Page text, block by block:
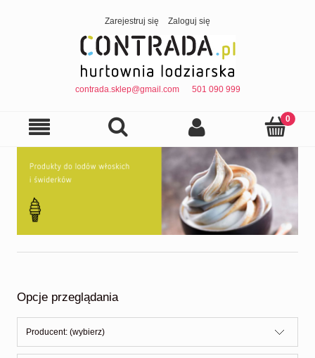
Zarejestruj się Zaloguj się
contrada.sklep@gmail.com 501 090 999
Opcje przeglądania
Producent: (wybierz)